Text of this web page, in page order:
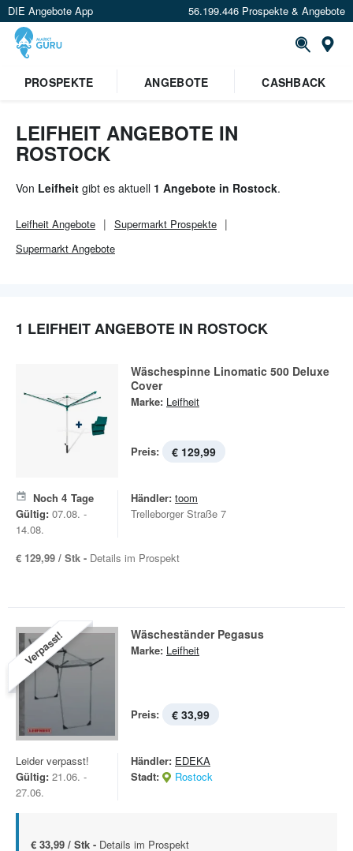
DIE Angebote App 56.199.446 Prospekte & Angebote
PROSPEKTE
ANGEBOTE CASHBACK
LEIFHEIT ANGEBOTE IN
ROSTOCK
Von Leifheit gibt es aktuell 1 Angebote in Rostock.
Leifheit Angebote Supermarkt Prospekte
Supermarkt Angebote
1 LEIFHEIT ANGEBOTE IN ROSTOCK
Wäschespinne Linomatic 500 Deluxe
Cover
Marke: Leifheit
Preis: € 129,99
Noch 4 Tage
Gültig: 07.08. -
14.08.
Händler: toom
Trelleborger Straße 7
€ 129,99 / Stk - Details im Prospekt
Verpasst! Wäscheständer Pegasus
Marke: Leifheit
Preis: € 33,99
Leider verpasst!
Gültig: 21.06. -
27.06.
Händler: EDEKA
Stadt:
Rostock
€ 33,99 / Stk - Details im Prospekt